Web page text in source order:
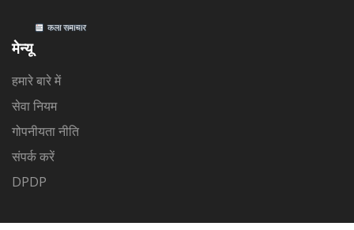
मेन्यू
हमारे बारे में
सेवा नियम
गोपनीयता नीति
संपर्क करें
DPDP